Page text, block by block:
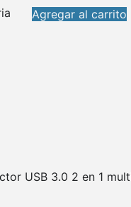
Agregar al carrito
USB 3.0 2 en 1